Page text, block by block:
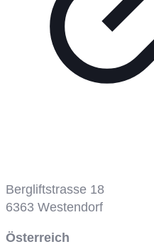
Bergliftstrasse 18
6363 Westendorf
Österreich